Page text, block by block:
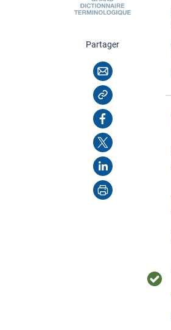
Partagercette page
Courriel
Copier l'adresse
Facebook
X
LinkedIn
Imprimer